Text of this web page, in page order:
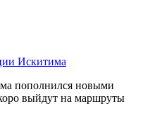
Искитима
пополнился новыми
выйдут на маршруты